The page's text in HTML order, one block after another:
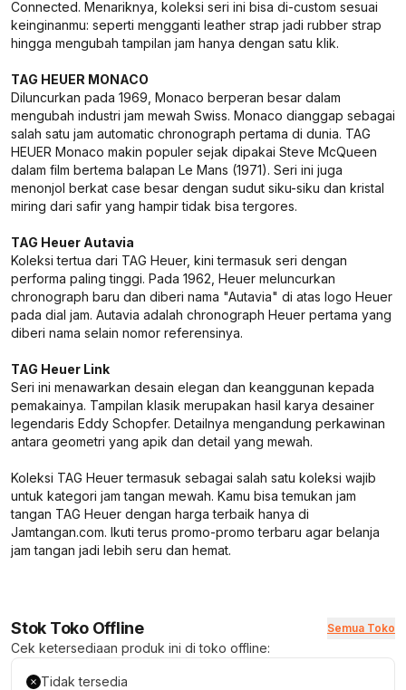
Connected. Menariknya, koleksi seri ini bisa di-custom sesuai
keinginanmu: seperti mengganti leather strap jadi rubber strap
hingga mengubah tampilan jam hanya dengan satu klik.
TAG HEUER MONACO
Diluncurkan pada 1969, Monaco berperan besar dalam
mengubah industri jam mewah Swiss. Monaco dianggap sebagai
salah satu jam automatic chronograph pertama di dunia. TAG
HEUER Monaco makin populer sejak dipakai Steve McQueen
dalam film bertema balapan Le Mans (1971). Seri ini juga
menonjol berkat case besar dengan sudut siku-siku dan kristal
miring dari safir yang hampir tidak bisa tergores.
TAG Heuer Autavia
Koleksi tertua dari TAG Heuer, kini termasuk seri dengan
performa paling tinggi. Pada 1962, Heuer meluncurkan
chronograph baru dan diberi nama "Autavia" di atas logo Heuer
pada dial jam. Autavia adalah chronograph Heuer pertama yang
diberi nama selain nomor referensinya.
TAG Heuer Link
Seri ini menawarkan desain elegan dan keanggunan kepada
pemakainya. Tampilan klasik merupakan hasil karya desainer
legendaris Eddy Schopfer. Detailnya mengandung perkawinan
antara geometri yang apik dan detail yang mewah.
Koleksi TAG Heuer termasuk sebagai salah satu koleksi wajib
untuk kategori jam tangan mewah. Kamu bisa temukan jam
tangan TAG Heuer dengan harga terbaik hanya di
Jamtangan.com. Ikuti terus promo-promo terbaru agar belanja
jam tangan jadi lebih seru dan hemat.
Stok Toko Offline Semua Toko
Cek ketersediaan produk ini di toko offline:
Tidak tersedia